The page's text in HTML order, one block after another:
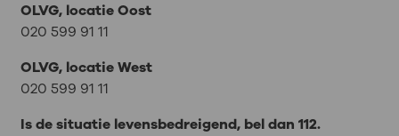
OLVG, locatie Oost
020 599 91 11
OLVG, locatie West
020 599 91 11
Is de situatie levensbedreigend, bel dan 112.